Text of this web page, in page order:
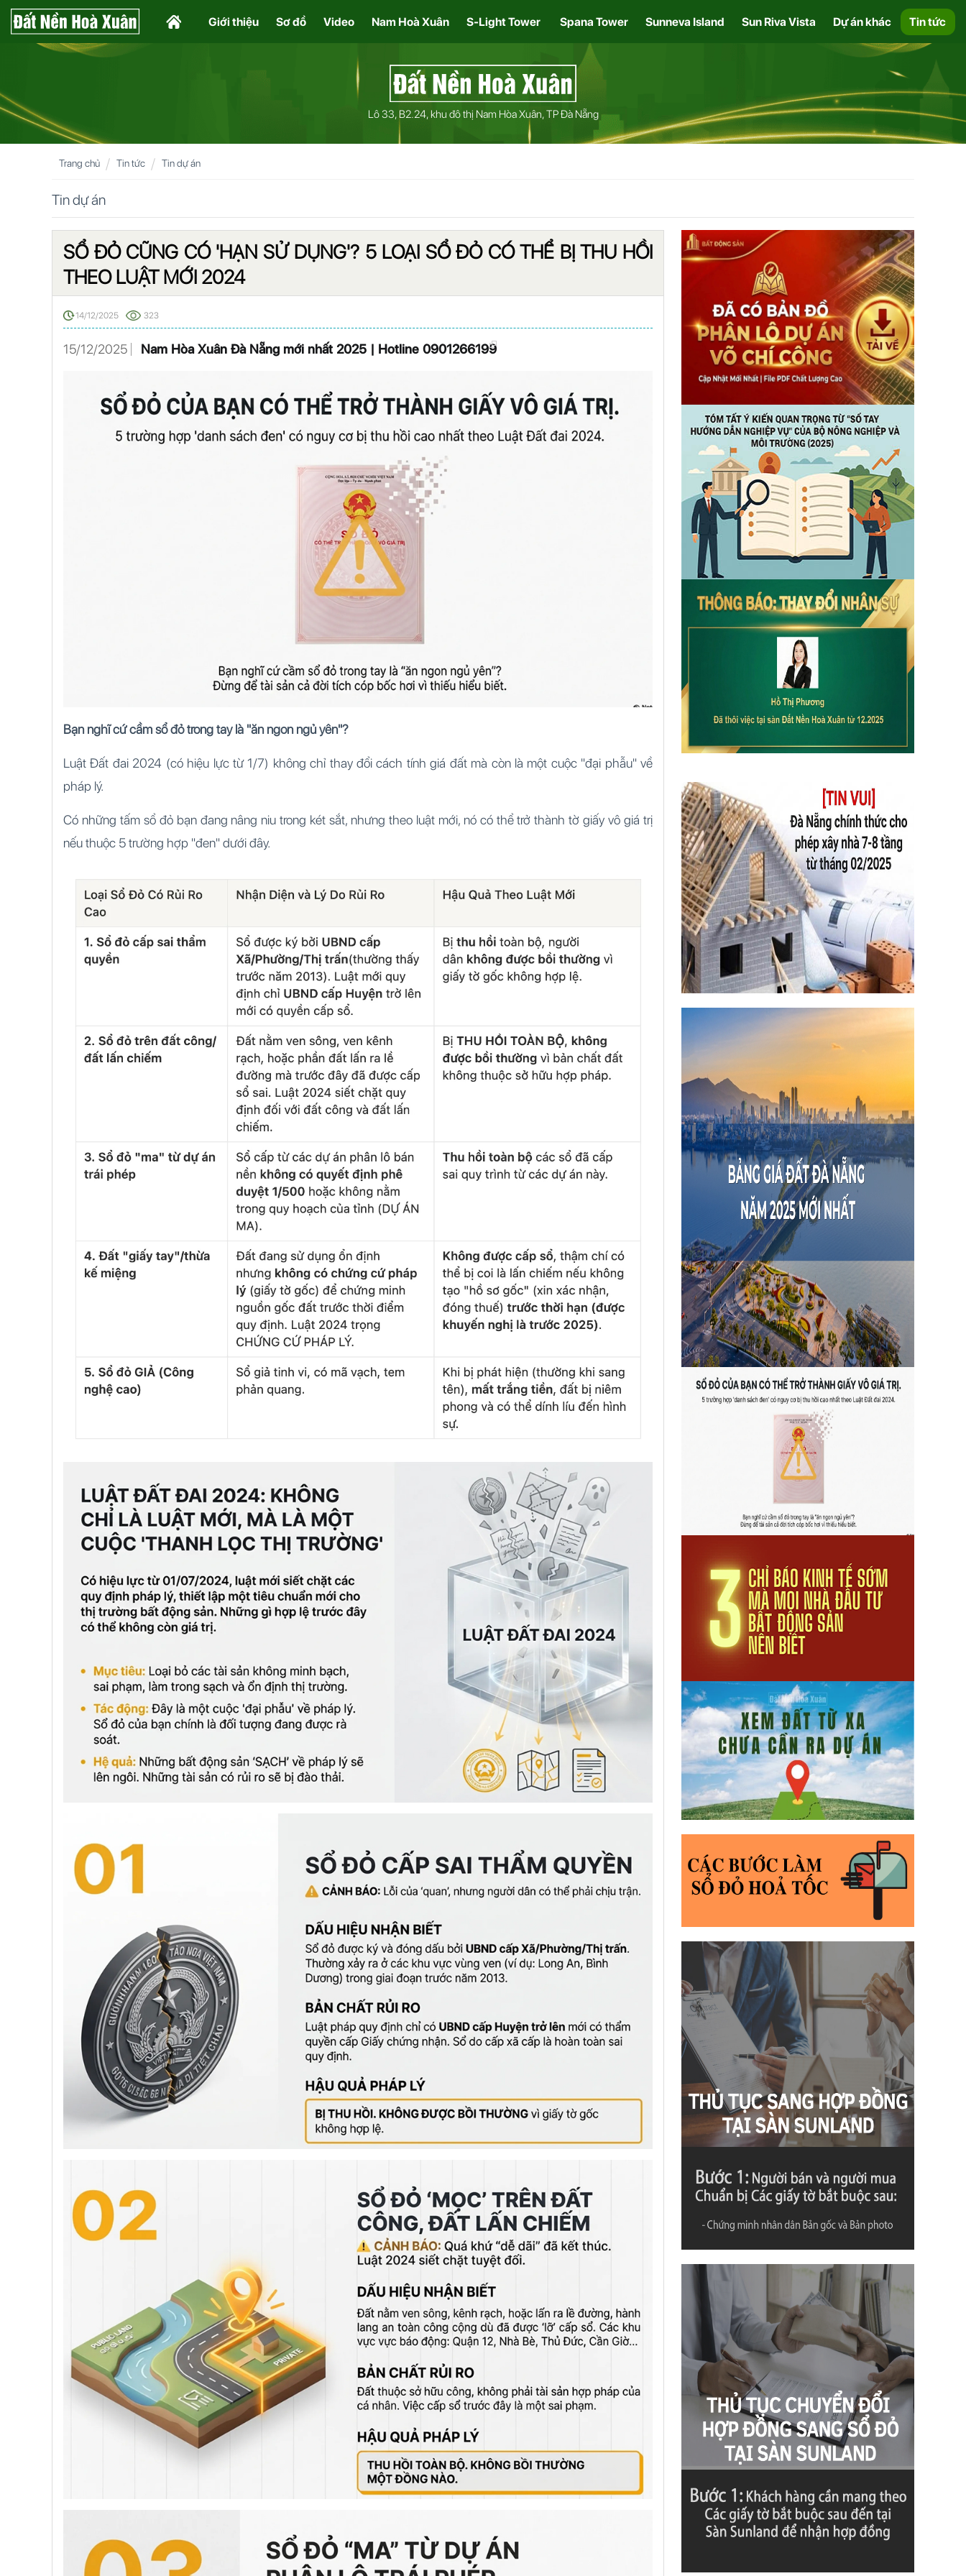
Lô 33, B2.24, khu đô thị Nam Hòa Xuân, TP Đà Nẵng
Giới thiệu Sơ đồ Video Nam Hoà Xuân S-Light Tower Spana Tower Sunneva Island Sun Riva Vista Dự án khác Tin tức
Trang chủ Tin tức Tin dự án
Tin dự án
SỔ ĐỎ CŨNG CÓ 'HẠN SỬ DỤNG'? 5 LOẠI SỔ ĐỎ CÓ THỂ BỊ THU HỒI
THEO LUẬT MỚI 2024
14/12/2025 323
15/12/2025 Nam Hòa Xuân Đà Nẵng mới nhất 2025 | Hotline 0901266199
Bạn nghĩ cứ cầm sổ đỏ trong tay là "ăn ngon ngủ yên"?
Luật Đất đai 2024 (có hiệu lực từ 1/7) không chỉ thay đổi cách tính giá đất mà còn là một cuộc "đại phẫu" về
pháp lý.
Có những tấm sổ đỏ bạn đang nâng niu trong két sắt, nhưng theo luật mới, nó có thể trở thành tờ giấy vô giá trị
nếu thuộc 5 trường hợp "đen" dưới đây.